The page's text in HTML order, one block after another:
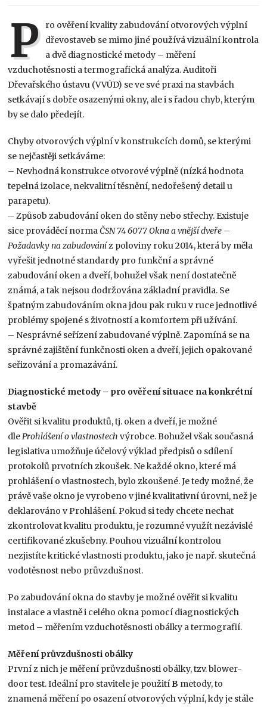
P ro ověření kvality zabudování otvorových výplní
dřevostaveb se mimo jiné používá vizuální kontrola
a dvě diagnostické metody – měření
vzduchotěsnosti a termografická analýza. Auditoři
Dřevařského ústavu (VVÚD) se ve své praxi na stavbách
setkávají s dobře osazenými okny, ale i s řadou chyb, kterým
by se dalo předejít.
Chyby otvorových výplní v konstrukcích domů, se kterými
se nejčastěji setkáváme:
– Nevhodná konstrukce otvorové výplně (nízká hodnota
tepelná izolace, nekvalitní těsnění, nedořešený detail u
parapetu).
– Způsob zabudování oken do stěny nebo střechy. Existuje
sice prováděcí norma ČSN 74 6077 Okna a vnější dveře –
Požadavky na zabudováníz poloviny roku 2014, která by měla
vyřešit jednotné standardy pro funkční a správné
zabudování oken a dveří, bohužel však není dostatečně
známá, a tak nejsou dodržována základní pravidla. Se
špatným zabudováním okna jdou pak ruku v ruce jednotlivé
problémy spojené s životností a komfortem při užívání.
– Nesprávné seřízení zabudované výplně. Zapomíná se na
správné zajištění funkčnosti oken a dveří, jejich opakované
seřizování a promazávání.
Diagnostické metody – pro ověření situace na konkrétní
stavbě
Ověřit si kvalitu produktů, tj. oken a dveří, je možné
dle Prohlášení o vlastnostechvýrobce. Bohužel však současná
legislativa umožňuje účelový výklad předpisů o sdílení
protokolů prvotních zkoušek. Ne každé okno, které má
prohlášení o vlastnostech, bylo zkoušené. Je tedy možné, že
právě vaše okno je vyrobeno v jiné kvalitativní úrovni, než je
deklarováno v Prohlášení. Pokud si tedy chcete nechat
zkontrolovat kvalitu produktu, je rozumné využít nezávislé
certifikované zkušebny. Pouhou vizuální kontrolou
nezjistíte kritické vlastnosti produktu, jako je např. skutečná
vodotěsnost nebo průvzdušnost.
Po zabudování okna do stavby je možné ověřit si kvalitu
instalace a vlastně i celého okna pomocí diagnostických
metod – měřením vzduchotěsnosti obálky a termografií.
Měření průvzdušnosti obálky
První z nich je měření průvzdušnosti obálky, tzv. blower-
door test. Ideální pro stavitele je použití B metody, to
znamená měření po osazení otvorových výplní, kdy je stále